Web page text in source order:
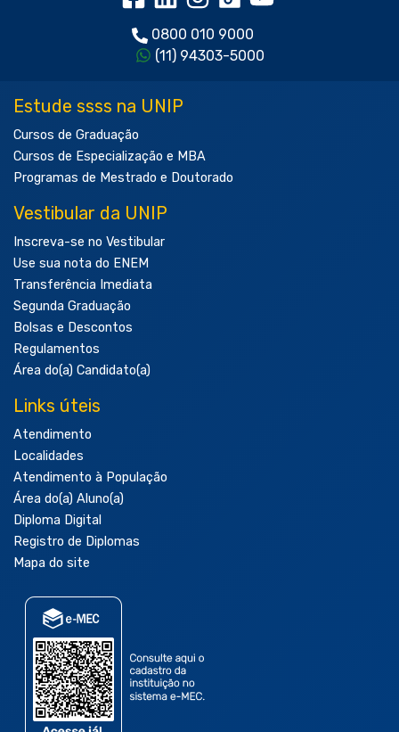
0800 010 9000
(11) 94303-5000
Estude ssss na UNIP
Cursos de Graduação
Cursos de Especialização e MBA
Programas de Mestrado e Doutorado
Vestibular da UNIP
Inscreva-se no Vestibular
Use sua nota do ENEM
Transferência Imediata
Segunda Graduação
Bolsas e Descontos
Regulamentos
Área do(a) Candidato(a)
Links úteis
Atendimento
Localidades
Atendimento à População
Área do(a) Aluno(a)
Diploma Digital
Registro de Diplomas
Mapa do site